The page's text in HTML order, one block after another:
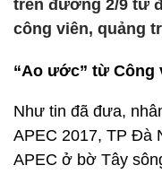
trên đường 2/9 từ
công viên, quảng
“Ao ước” từ Công
Như tin đã đưa,
APEC 2017, TP Đà
APEC ở bờ Tây